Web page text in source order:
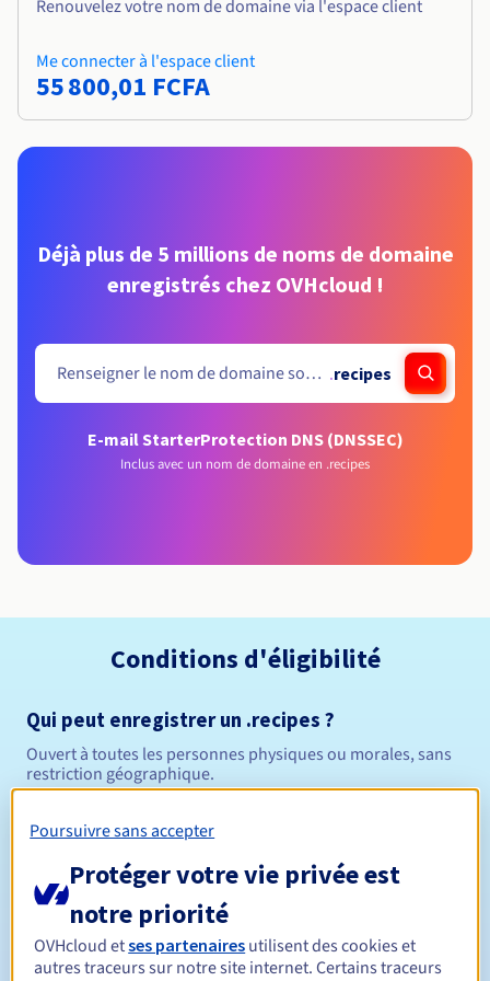
Renouvelez votre nom de domaine via l'espace client
Me connecter à l'espace client
55 800,01 FCFA
Déjà plus de 5 millions de noms de domaine
enregistrés chez OVHcloud !
.recipes
E-mail StarterProtection DNS (DNSSEC)
Inclus avec un nom de domaine en .recipes
Conditions d'éligibilité
Qui peut enregistrer un .recipes ?
Ouvert à toutes les personnes physiques ou morales, sans
restriction géographique.
Règles de gestion et notifications
Durée de réservation Entre 1 et 10 ans
Durée de renouvellement Entre 1 et 10 ans
Poursuivre sans accepter
Protéger votre vie privée est
notre priorité
OVHcloud etses partenaires utilisent des cookies et
autres traceurs sur notre site internet. Certains traceurs